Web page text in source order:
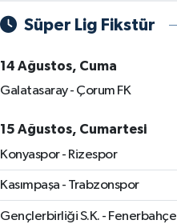
Süper Lig Fikstür
14 Ağustos, Cuma
Galatasaray - Çorum FK
15 Ağustos, Cumartesi
Konyaspor - Rizespor
Kasımpaşa - Trabzonspor
Gençlerbirliği S.K. - Fenerbahçe